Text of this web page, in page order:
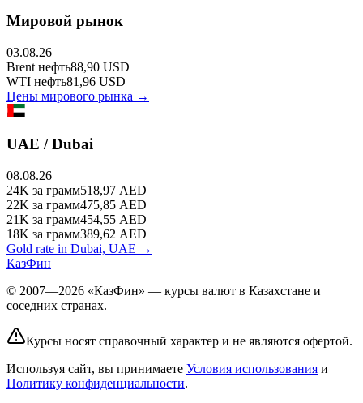
Мировой рынок
03.08.26
Brent нефть88,90 USD
WTI нефть81,96 USD
Цены мирового рынка →
UAE / Dubai
08.08.26
24K за грамм518,97 AED
22K за грамм475,85 AED
21K за грамм454,55 AED
18K за грамм389,62 AED
Gold rate in Dubai, UAE →
КазФин
© 2007—2026 «КазФин» — курсы валют в Казахстане и
соседних странах.
Курсы носят справочный характер и не являются офертой.
Используя сайт, вы принимаете Условия использования и
Политику конфиденциальности.